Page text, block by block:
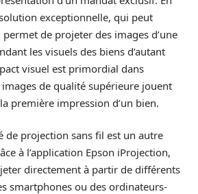
exceptionnelle, qui peut
permet de projeter des images d’une
les visuels des biens d’autant
visuel est primordial dans
images de qualité supérieure jouent
première impression d’un bien.
de projection sans fil est un autre
à l’application Epson iProjection,
directement à partir de différents
smartphones ou des ordinateurs-